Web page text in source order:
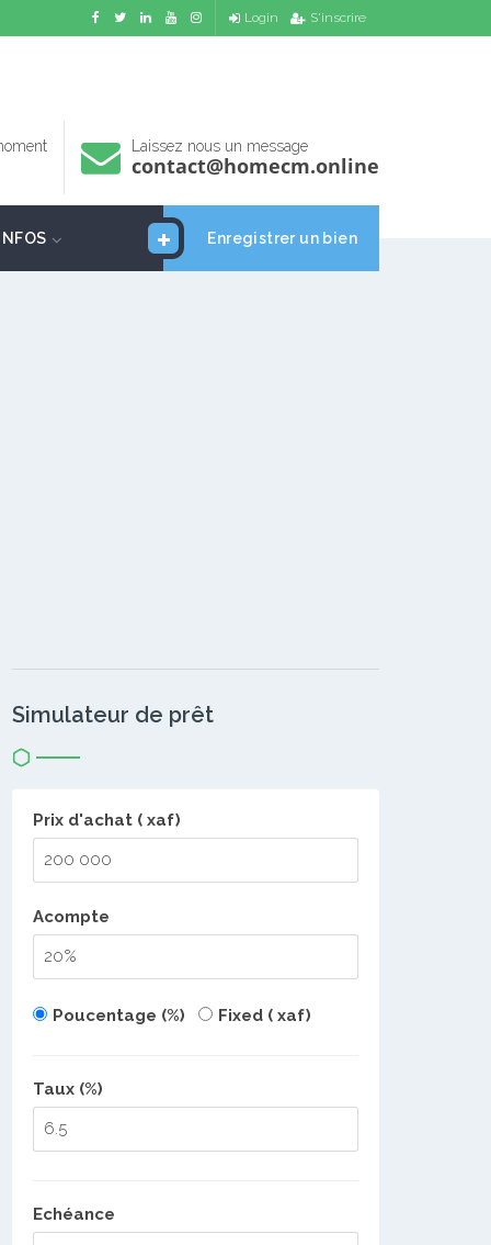
Login S'inscrire
Laissez nous un message
contact@homecm.online
Enregistrer un bien
INFOS
Simulateur de prêt
Prix d'achat ( xaf)
Acompte
Poucentage (%) Fixed ( xaf)
Taux (%)
Echéance